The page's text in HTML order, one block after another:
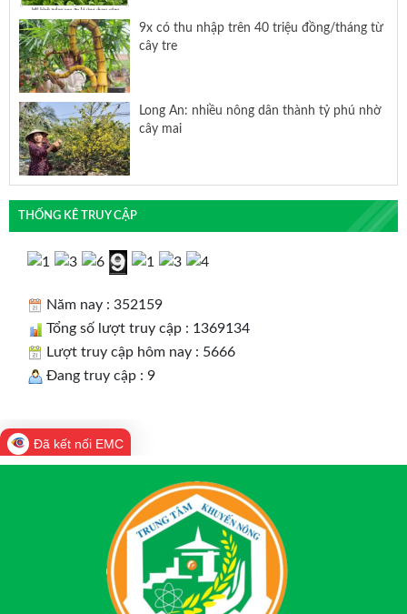
9x có thu nhập trên 40 triệu đồng/tháng từ
cây tre
Long An: nhiều nông dân thành tỷ phú nhờ
cây mai
THỐNG KÊ TRUY CẬP
Năm nay : 352159
Tổng số lượt truy cập : 1369134
Lượt truy cập hôm nay : 5666
Đang truy cập : 9
Đã kết nối EMC